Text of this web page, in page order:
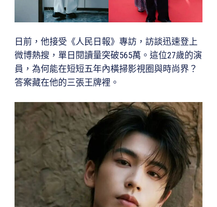
日前，他接受《人民日報》專訪，訪談迅速登上
微博熱搜，單日閱讀量突破565萬。這位27歲的演
員，為何能在短短五年內橫掃影視圈與時尚界？
答案藏在他的三張王牌裡。